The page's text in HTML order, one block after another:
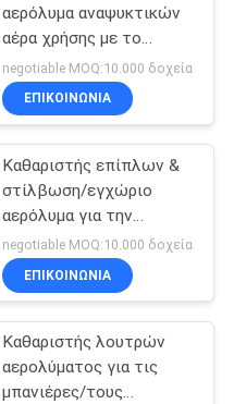
8
αερόλυμα αναψυκτικών
αέρα χρήσης με το
στιγμιαίο και μακράς
διαρκείας άρωμα
negotiable MOQ:10.000 δοχεία
ΕΠΙΚΟΙΝΩΝΊΑ
Καθαριστής επίπλων &
στίλβωση/εγχώριο
αερόλυμα για την
αφαίρεση της σκόνης και
των δακτυλικών
αποτυπωμάτων
negotiable MOQ:10.000 δοχεία
ΕΠΙΚΟΙΝΩΝΊΑ
Καθαριστής λουτρών
αερολύματος για τις
μπανιέρες/τους